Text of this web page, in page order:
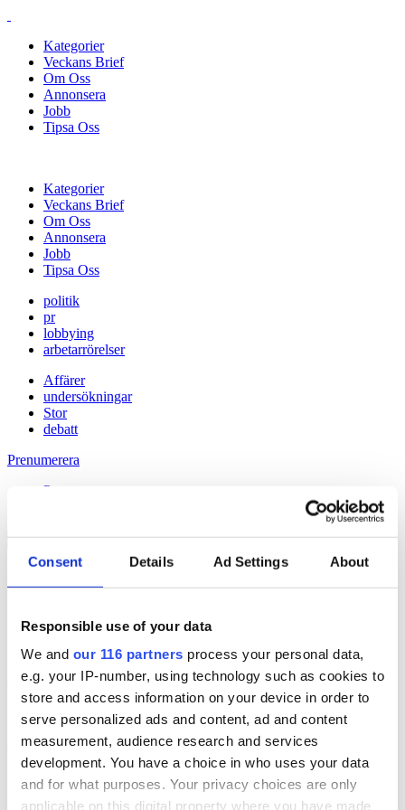
Consent Details Ad Settings About
Responsible use of your data
We and our 116 partners process your personal data,
e.g. your IP-number, using technology such as cookies to
store and access information on your device in order to
serve personalized ads and content, ad and content
measurement, audience research and services
development. You have a choice in who uses your data
and for what purposes. Your privacy choices are only
applicable on this digital property where you have made
Kategorier
Veckans Brief
Om Oss
Annonsera
Jobb
Tipsa Oss
Kategorier
Veckans Brief
Om Oss
Annonsera
Jobb
Tipsa Oss
politik
pr
lobbying
arbetarrörelser
Affärer
undersökningar
Stor
debatt
Prenumerera
Prenumerera
21 May 2026
Fyra opinionsfestivaler upp på agendan
Håll dig uppdaterad med
Veckans Brief!
Få exklusiv tillgång till Veckans Brief, den essentiella läsningen för
alla som driver opinionsbildning och samhällsförändring, genom en
prenumeration på Dagens Opinion.
Grundprenumeration